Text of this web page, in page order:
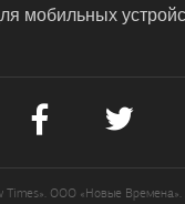
мобильных
Times». ООО «Новые Времена».